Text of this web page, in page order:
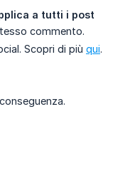
a tutti i post
commento.
Scopri di più qui.